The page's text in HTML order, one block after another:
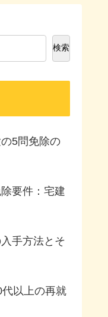
検索
5問免除の
要件：宅建
手方法とそ
以上の再就